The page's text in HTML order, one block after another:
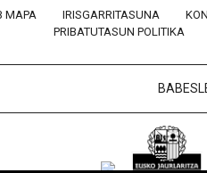
MAPA IRISGARRITASUNA
PRIBATUTASUN POLITIKA